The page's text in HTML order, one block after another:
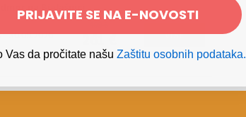
na Bjelašnici
-30.09.2026 261 € VIŠE
PRIJAVITE SE NA E-NOVOSTI
Vas da pročitate našu Zaštitu osobnih podataka.